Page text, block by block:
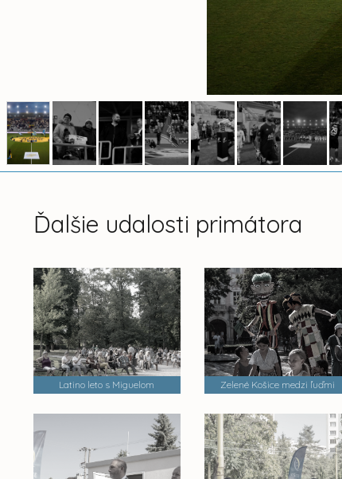
Ďalšie udalosti primátora
Latino leto s Miguelom Zelené Košice medzi ľuďmi